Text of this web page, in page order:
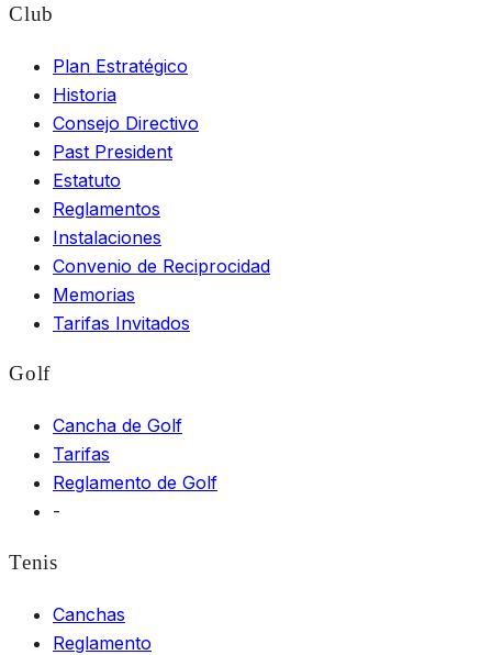
Club
Plan Estratégico
Historia
Consejo Directivo
Past President
Estatuto
Reglamentos
Instalaciones
Convenio de Reciprocidad
Memorias
Tarifas Invitados
Golf
Cancha de Golf
Tarifas
Reglamento de Golf
-
Tenis
Canchas
Reglamento